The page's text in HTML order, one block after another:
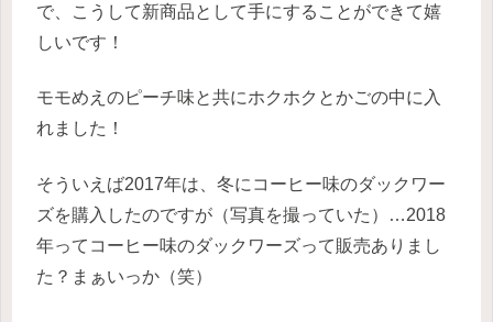
で、こうして新商品として手にすることができて嬉
しいです！
モモめえのピーチ味と共にホクホクとかごの中に入
れました！
そういえば2017年は、冬にコーヒー味のダックワー
ズを購入したのですが（写真を撮っていた）…2018
年ってコーヒー味のダックワーズって販売ありまし
た？まぁいっか（笑）